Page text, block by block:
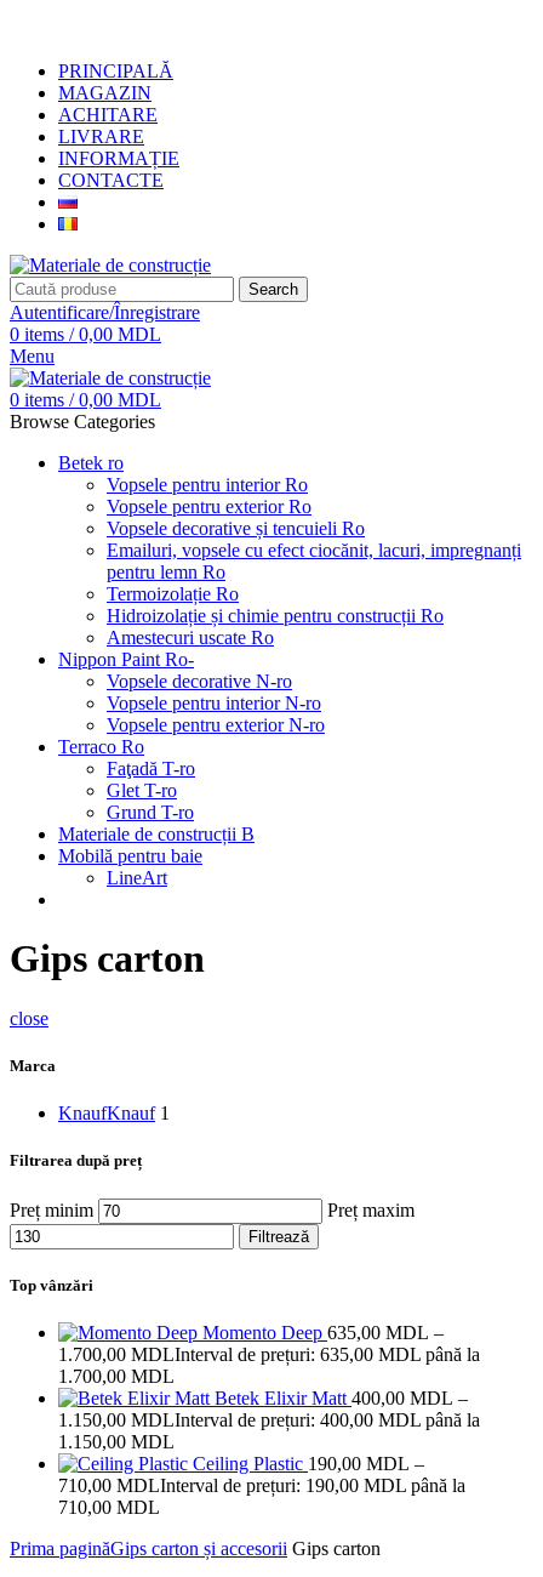
PRINCIPALĂ
MAGAZIN
ACHITARE
LIVRARE
INFORMAȚIE
CONTACTE
Search
Autentificare/Înregistrare
0 items / 0,00 MDL
Menu
0 items / 0,00 MDL
Browse Categories
Betek ro
Vopsele pentru interior Ro
Vopsele pentru exterior Ro
Vopsele decorative și tencuieli Ro
Emailuri, vopsele cu efect ciocănit, lacuri, impregnanți
pentru lemn Ro
Termoizolație Ro
Hidroizolație și chimie pentru construcții Ro
Amestecuri uscate Ro
Nippon Paint Ro-
Vopsele decorative N-ro
Vopsele pentru interior N-ro
Vopsele pentru exterior N-ro
Terraco Ro
Faţadă T-ro
Glet T-ro
Grund T-ro
Materiale de construcții B
Mobilă pentru baie
LineArt
Gips carton
close
Marca
KnaufKnauf 1
Filtrarea după preț
Preț minim Preț maxim
Filtrează
Top vânzări
Momento Deep 635,00 MDL –
1.700,00 MDLInterval de prețuri: 635,00 MDL până la
1.700,00 MDL
Betek Elixir Matt 400,00 MDL –
1.150,00 MDLInterval de prețuri: 400,00 MDL până la
1.150,00 MDL
Ceiling Plastic 190,00 MDL –
710,00 MDLInterval de prețuri: 190,00 MDL până la
710,00 MDL
Prima paginăGips carton și accesorii Gips carton